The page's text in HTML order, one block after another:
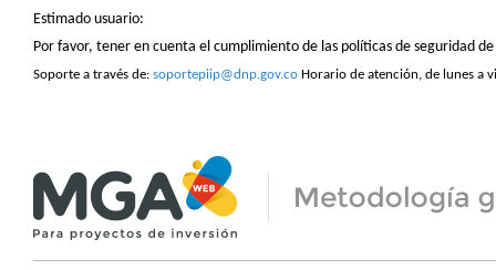
Estimado usuario:
Por favor, tener en cuenta el cumplimiento de las políticas de seguridad
Soporte a través de: soportepiip@dnp.gov.co Horario de atención, de lunes a